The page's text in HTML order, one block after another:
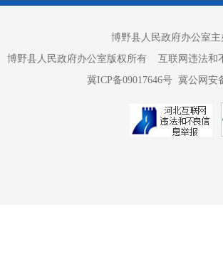
博野县人民政府办公室
博野县人民政府办公室版权所有 互联网违法和不
冀ICP备09017646号 冀公网安